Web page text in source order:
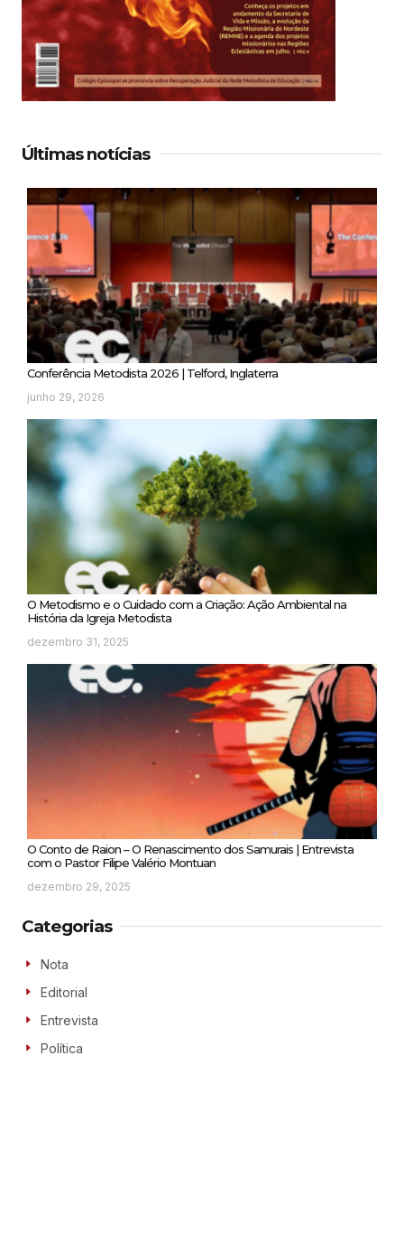
Últimas notícias
Conferência Metodista 2026 | Telford, Inglaterra
junho 29, 2026
O Metodismo e o Cuidado com a Criação: Ação Ambiental na
História da Igreja Metodista
dezembro 31, 2025
O Conto de Raion – O Renascimento dos Samurais | Entrevista
com o Pastor Filipe Valério Montuan
dezembro 29, 2025
Categorias
Nota
Editorial
Entrevista
Política